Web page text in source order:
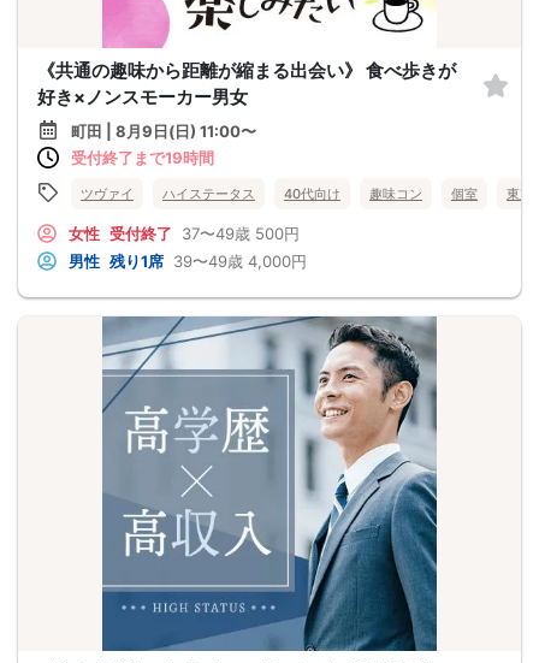
《共通の趣味から距離が縮まる出会い》 食べ歩きが
好き×ノンスモーカー男女
町田 | 8月9日(日) 11:00〜
受付終了まで19時間
ツヴァイ ハイステータス 40代向け 趣味コン 個室 東京
女性 受付終了 37〜49歳 500円
男性 残り1席 39〜49歳 4,000円